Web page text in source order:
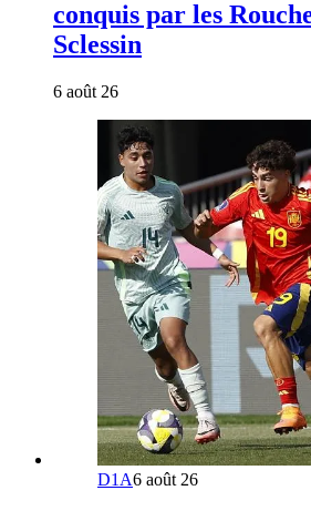
conquis par les
Sclessin
6 août 26
D1A6 août 26